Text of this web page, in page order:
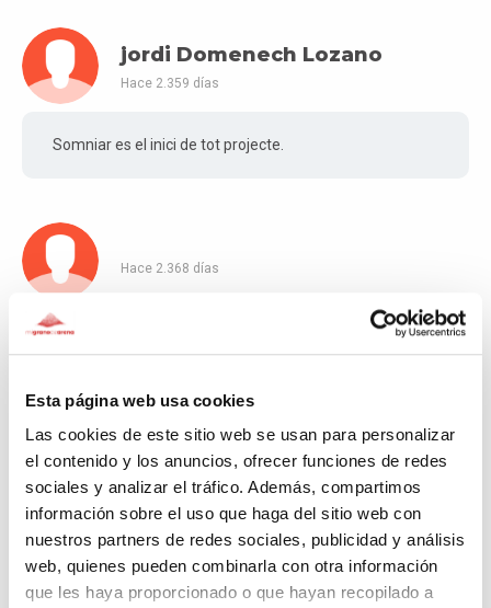
Esta página web usa cookies
Las cookies de este sitio web se usan para personalizar
el contenido y los anuncios, ofrecer funciones de redes
sociales y analizar el tráfico. Además, compartimos
información sobre el uso que haga del sitio web con
nuestros partners de redes sociales, publicidad y análisis
web, quienes pueden combinarla con otra información
que les haya proporcionado o que hayan recopilado a
jordi Domenech Lozano
Hace 2.359 días
Somniar es el inici de tot projecte.
Hace 2.368 días
Samuel
Xavi
Hace 2.375 días
Felicitats !! Molt bona iniciativa !!